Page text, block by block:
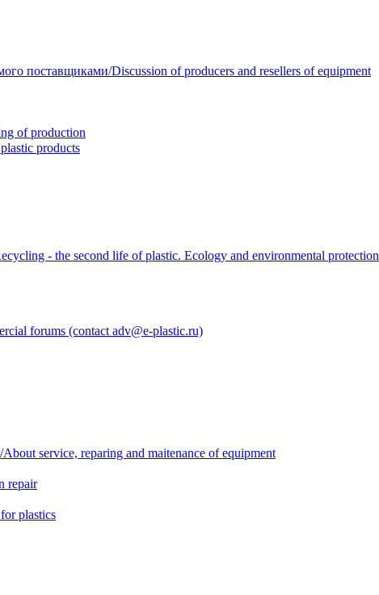
поставщиками/Discussion of producers and resellers of equipment
of production
products
- the second life of plastic. Ecology and environmental protection
forums (contact adv@e-plastic.ru)
service, reparing and maitenance of equipment
repair
plastics